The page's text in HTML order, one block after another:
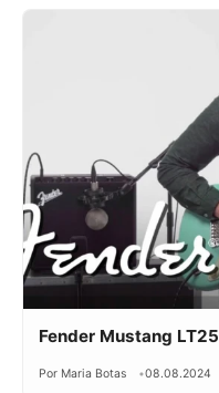
Fender Mustang LT25
Por Maria Botas 08.08.2024